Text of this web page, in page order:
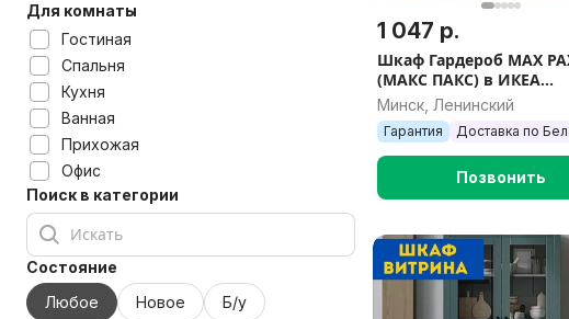
Для комнаты
Гостиная
Спальня
Кухня
Ванная
Прихожая
Офис
Поиск в категории
Состояние
Любое
Новое
Б/у
1 047 р.
Шкаф Гардероб MAX
(МАКС ПАКС) в ИКЕА
200/250х233х61 см
комбинации
Минск, Ленинский
Гарантия Доставка по
Позвонить